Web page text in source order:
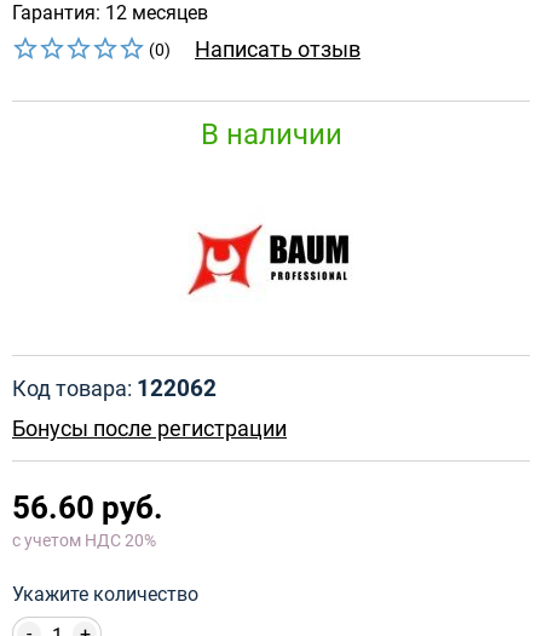
Гарантия: 12 месяцев
(0) Написать отзыв
В наличии
Код товара: 122062
Бонусы после регистрации
56.60 руб.
с учетом НДС 20%
Укажите количество